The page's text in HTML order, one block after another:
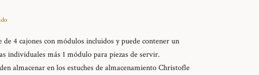
de 4 cajones con módulos incluidos y puede contener un
individuales más 1 módulo para piezas de servir.
almacenar en los estuches de almacenamiento Christofle